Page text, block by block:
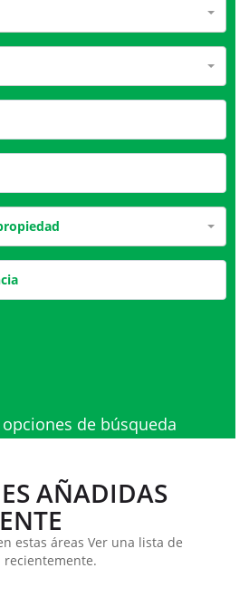
de búsqueda
AÑADIDAS
estas áreas Ver una lista de
recientemente.